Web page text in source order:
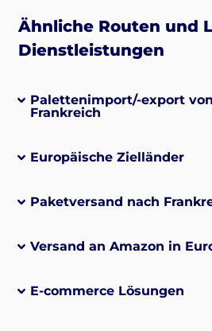
Ähnliche Routen und
Dienstleistungen
Palettenimport/-export
Frankreich
Europäische Zielländer
Paketversand nach
Versand an Amazon in
E-commerce Lösungen